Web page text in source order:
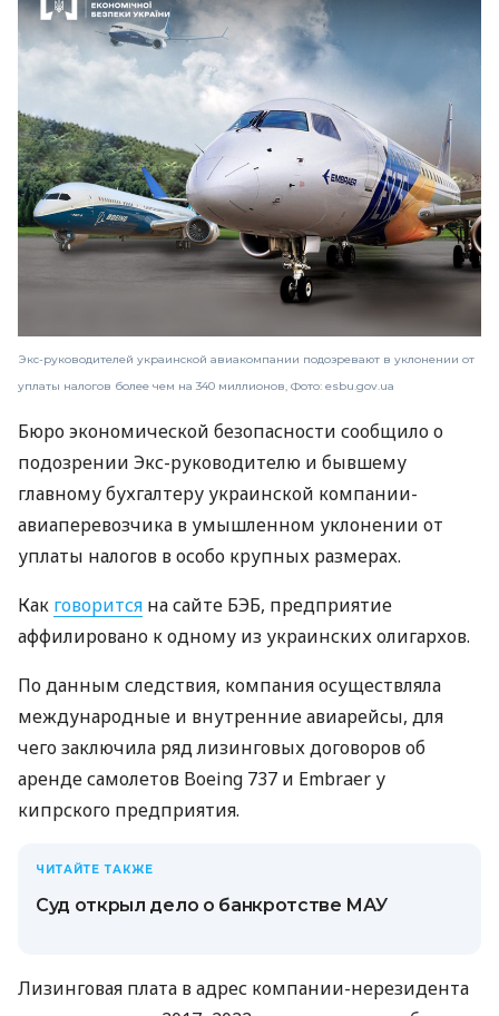
Экс-руководителей украинской авиакомпании подозревают в уклонении от
уплаты налогов более чем на 340 миллионов, Фото: esbu.gov.ua
Бюро экономической безопасности сообщило о
подозрении Экс-руководителю и бывшему
главному бухгалтеру украинской компании-
авиаперевозчика в умышленном уклонении от
уплаты налогов в особо крупных размерах.
Как говорится на сайте БЭБ, предприятие
аффилировано к одному из украинских олигархов.
По данным следствия, компания осуществляла
международные и внутренние авиарейсы, для
чего заключила ряд лизинговых договоров об
аренде самолетов Boeing 737 и Embraer у
кипрского предприятия.
ЧИТАЙТЕ ТАКЖЕ
Суд открыл дело о банкротстве МАУ
Лизинговая плата в адрес компании-нерезидента